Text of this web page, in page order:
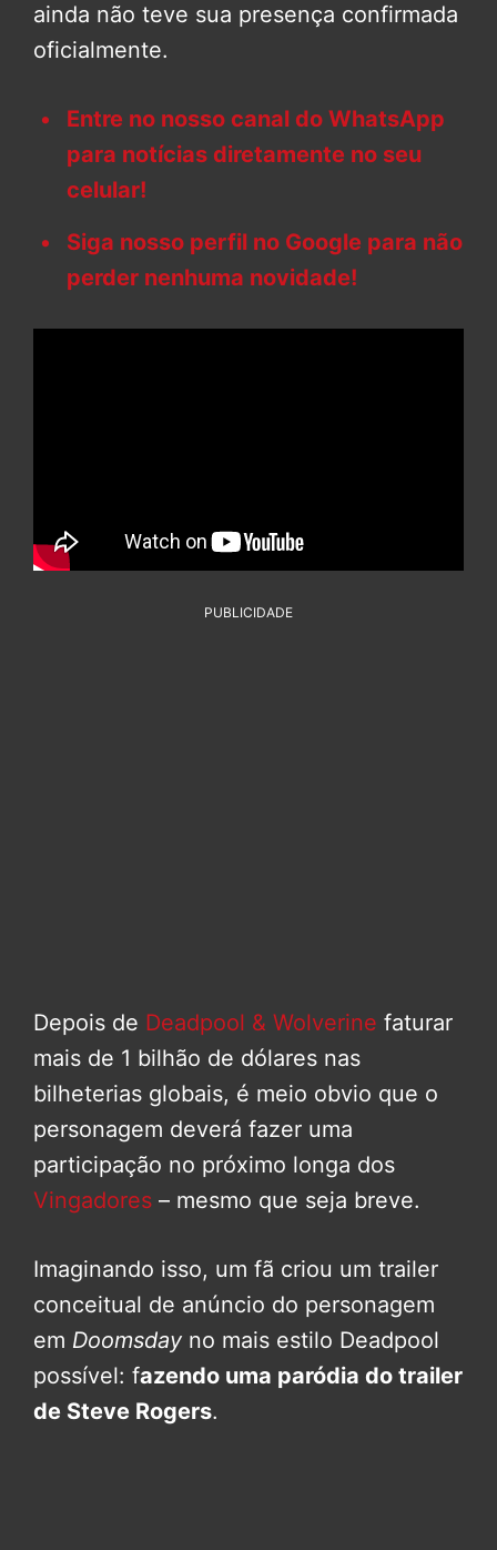
ainda não teve sua presença confirmada
oficialmente.
Entre no nosso canal do WhatsApp
para notícias diretamente no seu
celular!
Siga nosso perfil no Google para não
perder nenhuma novidade!
PUBLICIDADE
Depois de Deadpool & Wolverine faturar
mais de 1 bilhão de dólares nas
bilheterias globais, é meio obvio que o
personagem deverá fazer uma
participação no próximo longa dos
Vingadores – mesmo que seja breve.
Imaginando isso, um fã criou um trailer
conceitual de anúncio do personagem
em Doomsday no mais estilo Deadpool
possível: fazendo uma paródia do trailer
de Steve Rogers.